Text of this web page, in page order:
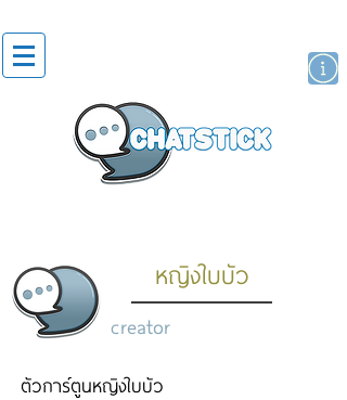
หญิงใบบัว
creator
ตัวการ์ตูนหญิงใบบัว